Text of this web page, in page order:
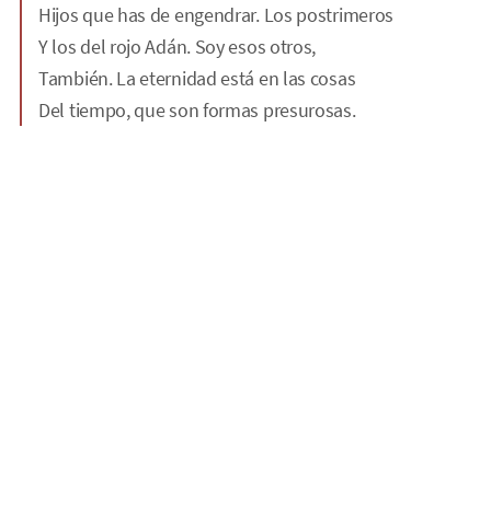
Hijos que has de engendrar. Los postrimeros
Y los del rojo Adán. Soy esos otros,
También. La eternidad está en las cosas
Del tiempo, que son formas presurosas.